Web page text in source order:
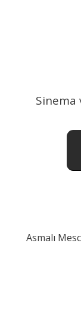
Sinema
Asmalı